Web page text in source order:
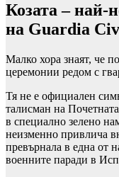
Козата – най-
на Guardia
Малко хора знаят, че
церемонии редом с
Тя не е официален
талисман на
в специално зелено
неизменно привлича
превърнала в една от
военните паради в